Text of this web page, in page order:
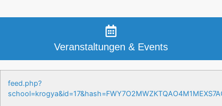
Veranstaltungen & Events
feed.php?